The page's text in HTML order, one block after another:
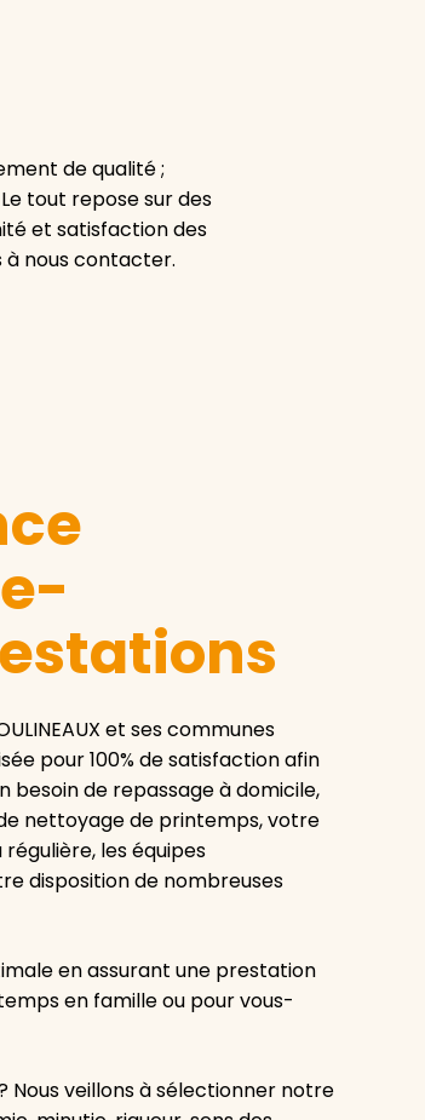
de qualité ;
tout repose sur des
et satisfaction des
à nous contacter.
et ses communes
pour 100% de satisfaction afin
besoin de repassage à domicile,
nettoyage de printemps, votre
régulière, les équipes
disposition de nombreuses
en assurant une prestation
en famille ou pour vous-
? Nous veillons à sélectionner notre